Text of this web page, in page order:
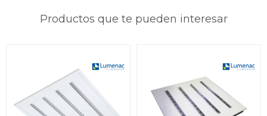
Productos que te pueden interesar